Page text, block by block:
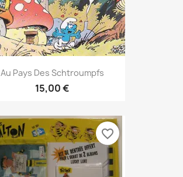
Au Pays Des Schtroumpfs
15,00 €
favorite_border